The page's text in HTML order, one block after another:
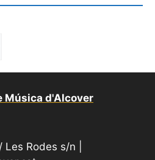
Música d'Alcover
Rodes s/n |